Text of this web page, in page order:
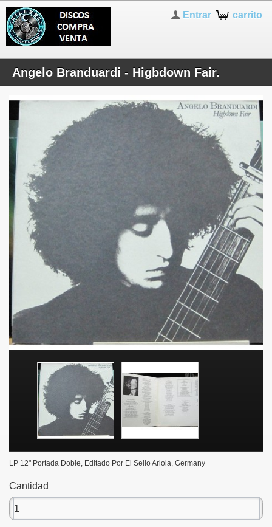
carrito
Entrar
Angelo Branduardi - Higbdown Fair.
LP 12" Portada Doble, Editado Por El Sello Ariola, Germany
Cantidad